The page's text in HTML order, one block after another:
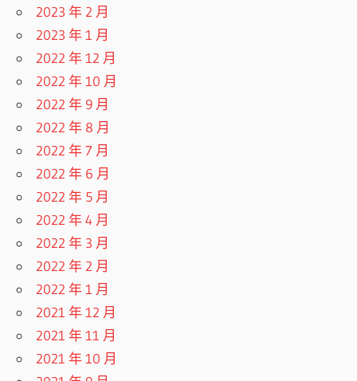
2023 年 2 月
2023 年 1 月
2022 年 12 月
2022 年 10 月
2022 年 9 月
2022 年 8 月
2022 年 7 月
2022 年 6 月
2022 年 5 月
2022 年 4 月
2022 年 3 月
2022 年 2 月
2022 年 1 月
2021 年 12 月
2021 年 11 月
2021 年 10 月